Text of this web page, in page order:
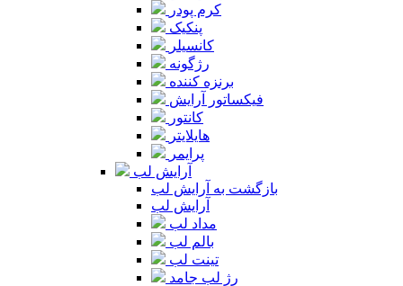
کرم پودر
پنکیک
کانسیلر
رژگونه
برنزه کننده
فیکساتور آرایش
کانتور
هایلایتر
پرایمر
آرایش لب
بازگشت به آرایش لب
آرایش لب
مداد لب
بالم لب
تینت لب
رژ لب جامد